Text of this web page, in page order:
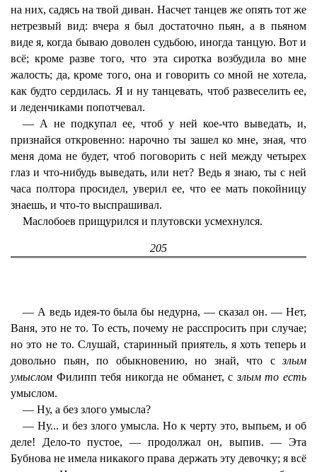
на них, садясь на твой диван. Насчет танцев же опять тот же
нетрезвый вид: вчера я был достаточно пьян, а в пьяном
виде я, когда бываю доволен судьбою, иногда танцую. Вот и
всё; кроме разве того, что эта сиротка возбудила во мне
жалость; да, кроме того, она и говорить со мной не хотела,
как будто сердилась. Я и ну танцевать, чтоб развеселить ее,
и леденчиками попотчевал.
— А не подкупал ее, чтоб у ней кое-что выведать, и,
признайся откровенно: нарочно ты зашел ко мне, зная, что
меня дома не будет, чтоб поговорить с ней между четырех
глаз и что-нибудь выведать, или нет? Ведь я знаю, ты с ней
часа полтора просидел, уверил ее, что ее мать покойницу
знаешь, и что-то выспрашивал.
Маслобоев прищурился и плутовски усмехнулся.
205
— А ведь идея-то была бы недурна, — сказал он. — Нет,
Ваня, это не то. То есть, почему не расспросить при случае;
но это не то. Слушай, старинный приятель, я хоть теперь и
довольно пьян, по обыкновению, но знай, что сзлым
умыслом Филипп тебя никогда не обманет, сзлым то есть
умыслом.
— Ну, а без злого умысла?
— Ну... и без злого умысла. Но к черту это, выпьем, и об
деле! Дело-то пустое, — продолжал он, выпив. — Эта
Бубнова не имела никакого права держать эту девочку; я всё